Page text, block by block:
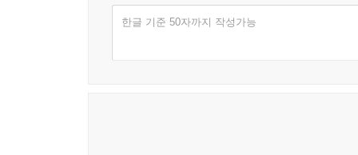
한글 기준 50자까지 작성가능